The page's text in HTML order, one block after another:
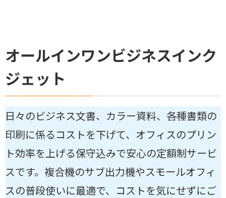
オールインワンビジネスインク
ジェット
日々のビジネス文書、カラー資料、各種書類の
印刷に係るコストを下げて、オフィスのプリン
ト効率を上げる保守込みで安心の定額制サービ
スです。複合機のサブ出力機やスモールオフィ
スの普段使いに最適で、コストを気にせずにご